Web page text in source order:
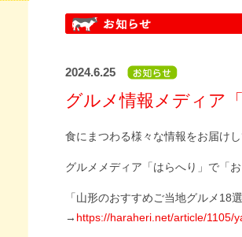
2024.6.25
グルメ情報メディア
食にまつわる様々な情報をお届け
グルメメディア「はらへり」で「
「山形のおすすめご当地グルメ18
→ https://haraheri.net/article/1105/